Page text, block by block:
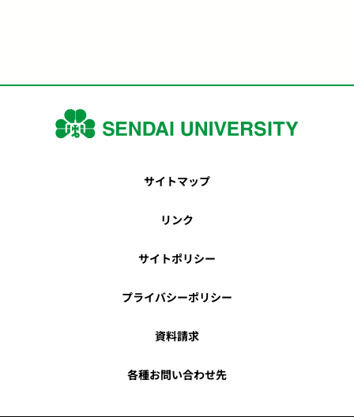
サイトマップ
リンク
サイトポリシー
プライバシーポリシー
資料請求
各種お問い合わせ先